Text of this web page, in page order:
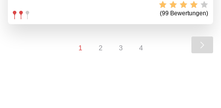
(99 Bewertungen)
1 2 3 4